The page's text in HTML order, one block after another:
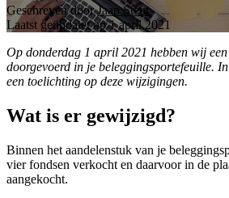
in
One
Accessibility
screen
reader,
press
+
/".
shortcut
activates
the
Geschreven doorJaap Steur
Laatst geüpdatet op 1 april 2021
Op donderdag 1 april 2021 hebben wij
doorgevoerd in je beleggingsportefeuille.
een toelichting op deze wijzigingen.
Wat is er gewijzigd?
Binnen het aandelenstuk van je
vier fondsen verkocht en daarvoor in de
aangekocht.